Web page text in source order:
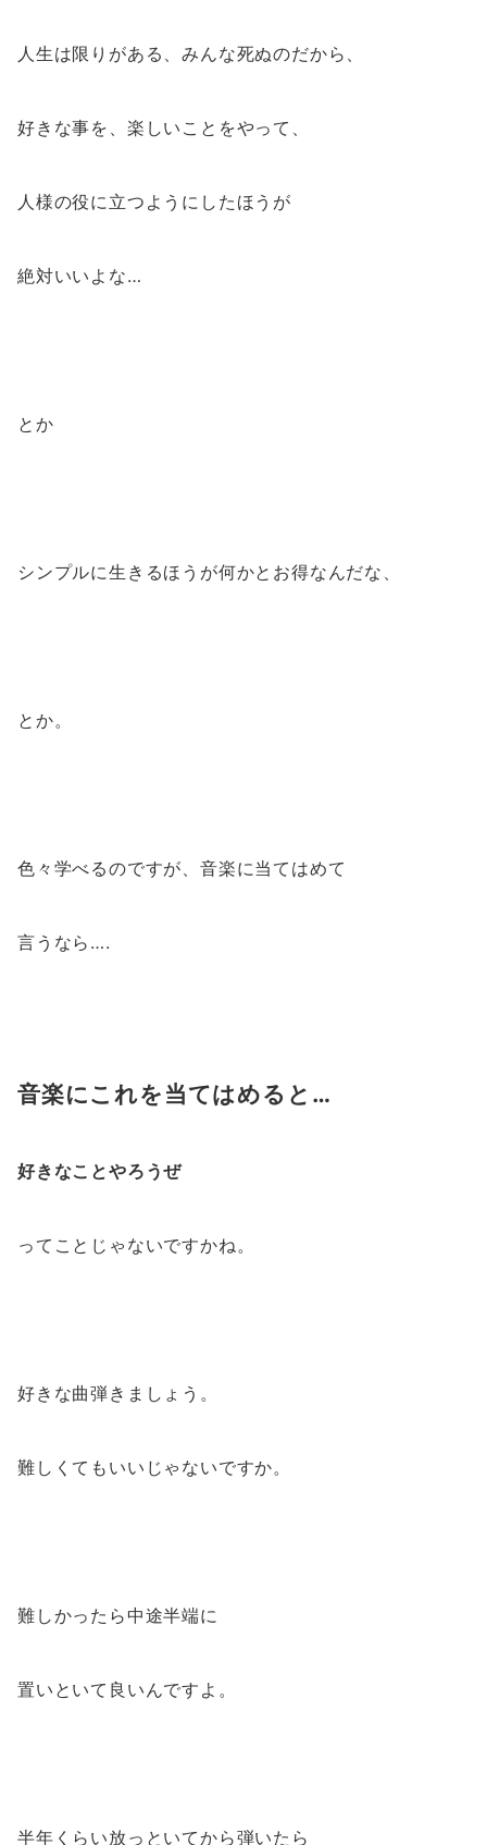
人生は限りがある、みんな死ぬのだから、
好きな事を、楽しいことをやって、
人様の役に立つようにしたほうが
絶対いいよな…
とか
シンプルに生きるほうが何かとお得なんだな、
とか。
色々学べるのですが、音楽に当てはめて
言うなら….
音楽にこれを当てはめると…
好きなことやろうぜ
ってことじゃないですかね。
好きな曲弾きましょう。
難しくてもいいじゃないですか。
難しかったら中途半端に
置いといて良いんですよ。
半年くらい放っといてから弾いたら